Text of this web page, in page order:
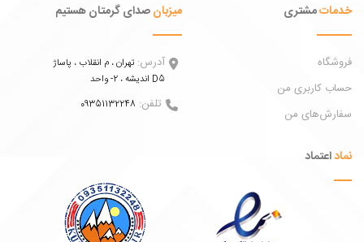
مشتری
کاربری من
من
صدای گرمتان هستیم
آدرس:تهران ، م انقلاب ، پاساژ
تلفن:09351132248